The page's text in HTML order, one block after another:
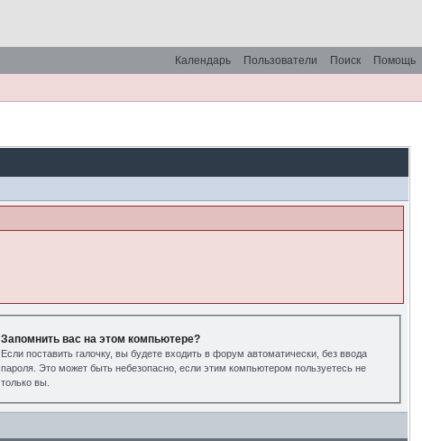
Помощь
Поиск
Пользователи
Календарь
Запомнить вас на этом компьютере?
Если поставить галочку, вы будете входить в форум автоматически, без ввода
пароля. Это может быть небезопасно, если этим компьютером пользуетесь не
только вы.